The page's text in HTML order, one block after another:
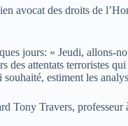
des droits de
jours: « Jeudi, allons-
des attentats terroristes
estiment les
Tony Travers,